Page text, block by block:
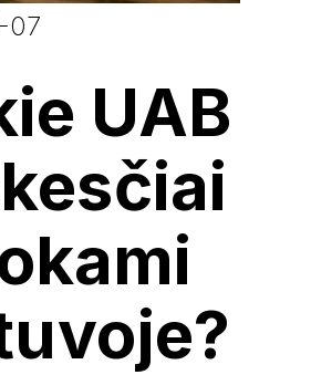
07
UAB